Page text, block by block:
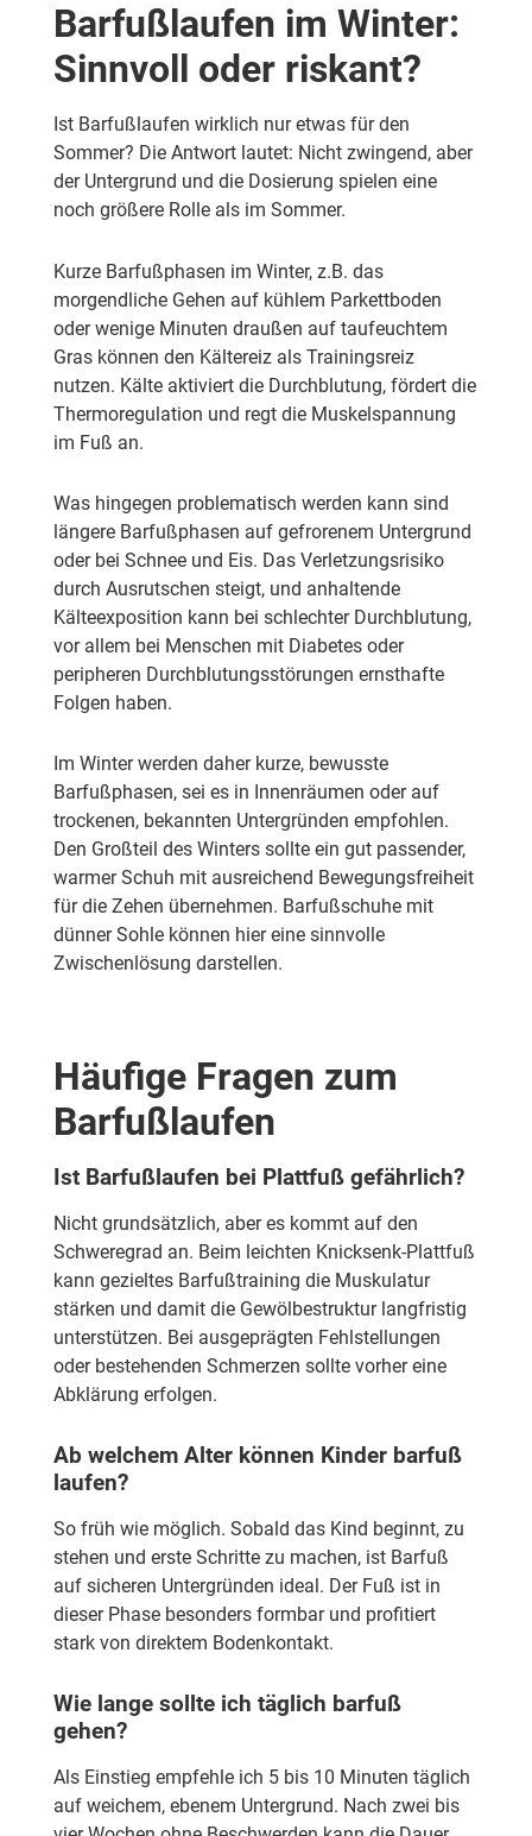
Barfußlaufen im Winter:
Sinnvoll oder riskant?
Ist Barfußlaufen wirklich nur etwas für den
Sommer? Die Antwort lautet: Nicht zwingend, aber
der Untergrund und die Dosierung spielen eine
noch größere Rolle als im Sommer.
Kurze Barfußphasen im Winter, z.B. das
morgendliche Gehen auf kühlem Parkettboden
oder wenige Minuten draußen auf taufeuchtem
Gras können den Kältereiz als Trainingsreiz
nutzen. Kälte aktiviert die Durchblutung, fördert die
Thermoregulation und regt die Muskelspannung
im Fuß an.
Was hingegen problematisch werden kann sind
längere Barfußphasen auf gefrorenem Untergrund
oder bei Schnee und Eis. Das Verletzungsrisiko
durch Ausrutschen steigt, und anhaltende
Kälteexposition kann bei schlechter Durchblutung,
vor allem bei Menschen mit Diabetes oder
peripheren Durchblutungsstörungen ernsthafte
Folgen haben.
Im Winter werden daher kurze, bewusste
Barfußphasen, sei es in Innenräumen oder auf
trockenen, bekannten Untergründen empfohlen.
Den Großteil des Winters sollte ein gut passender,
warmer Schuh mit ausreichend Bewegungsfreiheit
für die Zehen übernehmen. Barfußschuhe mit
dünner Sohle können hier eine sinnvolle
Zwischenlösung darstellen.
Häufige Fragen zum
Barfußlaufen
Ist Barfußlaufen bei Plattfuß gefährlich?
Nicht grundsätzlich, aber es kommt auf den
Schweregrad an. Beim leichten Knicksenk-Plattfuß
kann gezieltes Barfußtraining die Muskulatur
stärken und damit die Gewölbestruktur langfristig
unterstützen. Bei ausgeprägten Fehlstellungen
oder bestehenden Schmerzen sollte vorher eine
Abklärung erfolgen.
Ab welchem Alter können Kinder barfuß
laufen?
So früh wie möglich. Sobald das Kind beginnt, zu
stehen und erste Schritte zu machen, ist Barfuß
auf sicheren Untergründen ideal. Der Fuß ist in
dieser Phase besonders formbar und profitiert
stark von direktem Bodenkontakt.
Wie lange sollte ich täglich barfuß
gehen?
Als Einstieg empfehle ich 5 bis 10 Minuten täglich
auf weichem, ebenem Untergrund. Nach zwei bis